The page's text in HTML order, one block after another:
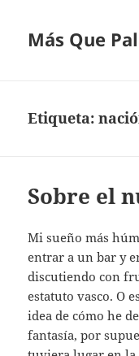
Más Que
Etiqueta:
Sobre el
Mi sueño más
entrar a un bar y
discutiendo con
estatuto vasco. O
idea de cómo he
fantasía, por